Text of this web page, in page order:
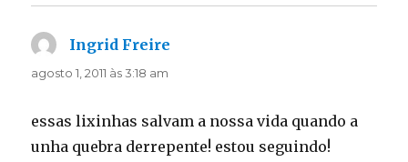
Ingrid Freire
agosto 1, 2011 às 3:18 am
essas lixinhas salvam a nossa vida quando a
unha quebra derrepente! estou seguindo!